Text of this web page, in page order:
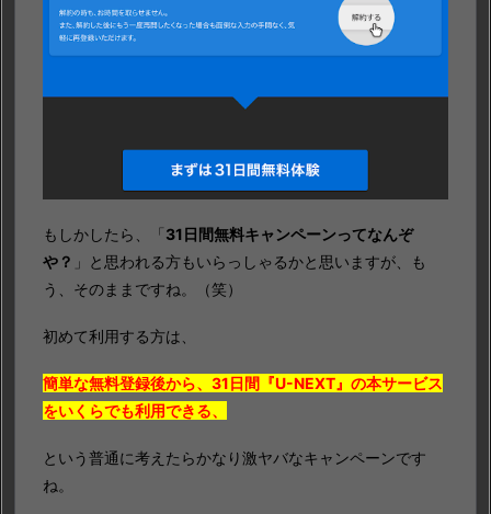
もしかしたら、「31日間無料キャンペーンってなんぞ
や？ 」と思われる方もいらっしゃるかと思いますが、も
う、そのままですね。（笑）
初めて利用する方は、
簡単な無料登録後から、31日間『U-NEXT』の本サービス
をいくらでも利用できる、
という普通に考えたらかなり激ヤバなキャンペーンです
ね。